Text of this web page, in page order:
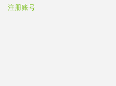
注册账号